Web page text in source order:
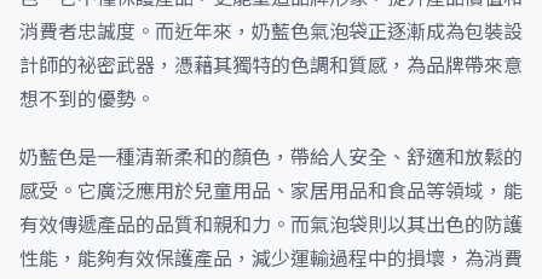
消費者忠誠度。而近年來，奶藍色氣泡袋正逐漸成為包裝設
計師的祕密武器，憑藉其獨特的色調和質感，為品牌帶來意
想不到的優勢。
奶藍色是一種清新柔和的顏色，帶給人安全、舒適和放鬆的
感受。它廣泛應用於兒童用品、家居用品和食品等領域，能
有效傳遞產品的品質和親和力。而氣泡袋則以其出色的防護
性能，能夠有效保護產品，減少運輸過程中的損壞，為消費